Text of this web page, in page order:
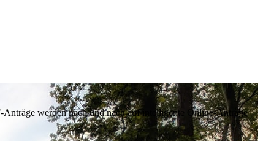
werden nach und nach auf intelligente Online-Anträge